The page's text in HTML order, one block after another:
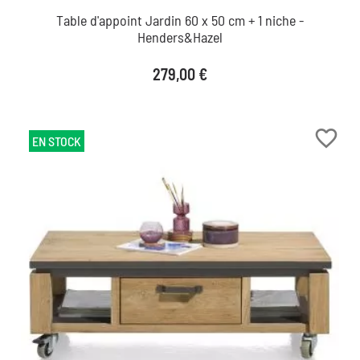
Table d'appoint Jardin 60 x 50 cm + 1 niche -
Henders&Hazel
Prix
279,00 €
favorite_border
EN STOCK